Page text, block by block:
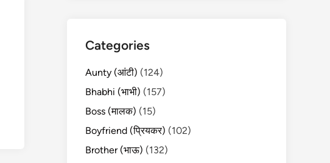
Categories
Aunty (आंटी) (124)
Bhabhi (भाभी) (157)
Boss (मालक) (15)
Boyfriend (प्रियकर) (102)
Brother (भाऊ) (132)